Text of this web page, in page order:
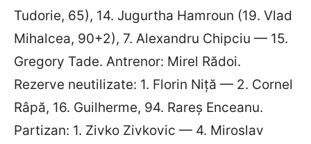
Tudorie, 65), 14. Jugurtha Hamroun (19. Vlad
Mihalcea, 90+2), 7. Alexandru Chipciu — 15.
Gregory Tade. Antrenor: Mirel Rădoi.
Rezerve neutilizate: 1. Florin Niță — 2. Cornel
Râpă, 16. Guilherme, 94. Rareș Enceanu.
Partizan: 1. Zivko Zivkovic — 4. Miroslav